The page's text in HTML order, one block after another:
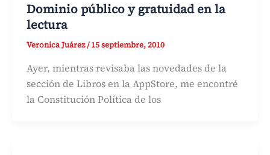
Dominio público y gratuidad en la
lectura
Veronica Juárez/15 septiembre, 2010
Ayer, mientras revisaba las novedades de la
sección de Libros en la AppStore, me encontré
la Constitución Política de los